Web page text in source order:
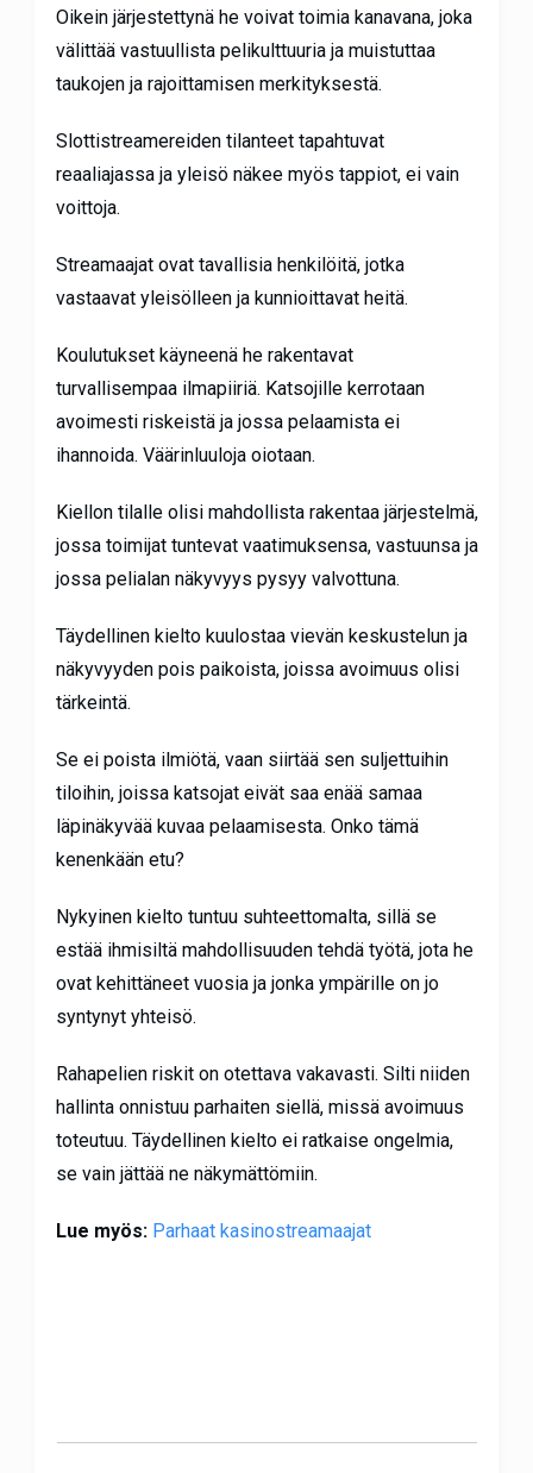
Oikein järjestettynä he voivat toimia kanavana, joka
välittää vastuullista pelikulttuuria ja muistuttaa
taukojen ja rajoittamisen merkityksestä.
Slottistreamereiden tilanteet tapahtuvat
reaaliajassa ja yleisö näkee myös tappiot, ei vain
voittoja.
Streamaajat ovat tavallisia henkilöitä, jotka
vastaavat yleisölleen ja kunnioittavat heitä.
Koulutukset käyneenä he rakentavat
turvallisempaa ilmapiiriä. Katsojille kerrotaan
avoimesti riskeistä ja jossa pelaamista ei
ihannoida. Väärinluuloja oiotaan.
Kiellon tilalle olisi mahdollista rakentaa järjestelmä,
jossa toimijat tuntevat vaatimuksensa, vastuunsa ja
jossa pelialan näkyvyys pysyy valvottuna.
Täydellinen kielto kuulostaa vievän keskustelun ja
näkyvyyden pois paikoista, joissa avoimuus olisi
tärkeintä.
Se ei poista ilmiötä, vaan siirtää sen suljettuihin
tiloihin, joissa katsojat eivät saa enää samaa
läpinäkyvää kuvaa pelaamisesta. Onko tämä
kenenkään etu?
Nykyinen kielto tuntuu suhteettomalta, sillä se
estää ihmisiltä mahdollisuuden tehdä työtä, jota he
ovat kehittäneet vuosia ja jonka ympärille on jo
syntynyt yhteisö.
Rahapelien riskit on otettava vakavasti. Silti niiden
hallinta onnistuu parhaiten siellä, missä avoimuus
toteutuu. Täydellinen kielto ei ratkaise ongelmia,
se vain jättää ne näkymättömiin.
Lue myös: Parhaat kasinostreamaajat